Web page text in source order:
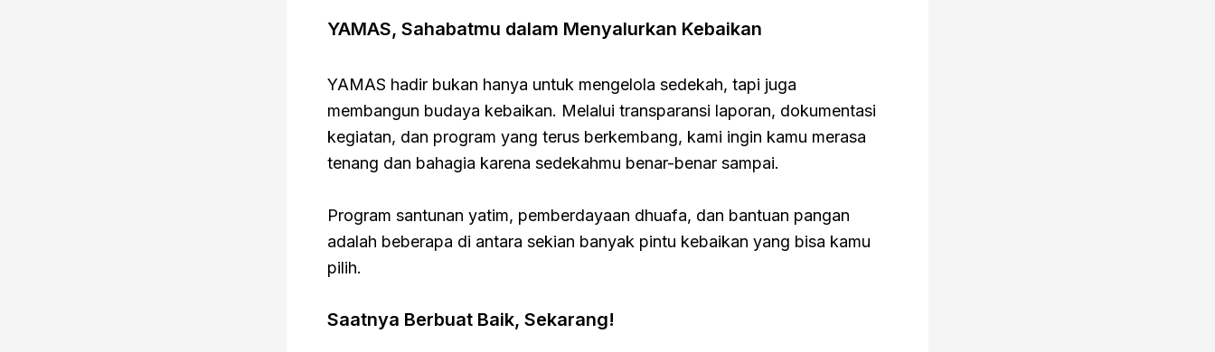
YAMAS, Sahabatmu dalam Menyalurkan Kebaikan
YAMAS hadir bukan hanya untuk mengelola sedekah, tapi juga
membangun budaya kebaikan. Melalui transparansi laporan, dokumentasi
kegiatan, dan program yang terus berkembang, kami ingin kamu merasa
tenang dan bahagia karena sedekahmu benar-benar sampai.
Program santunan yatim, pemberdayaan dhuafa, dan bantuan pangan
adalah beberapa di antara sekian banyak pintu kebaikan yang bisa kamu
pilih.
Saatnya Berbuat Baik, Sekarang!